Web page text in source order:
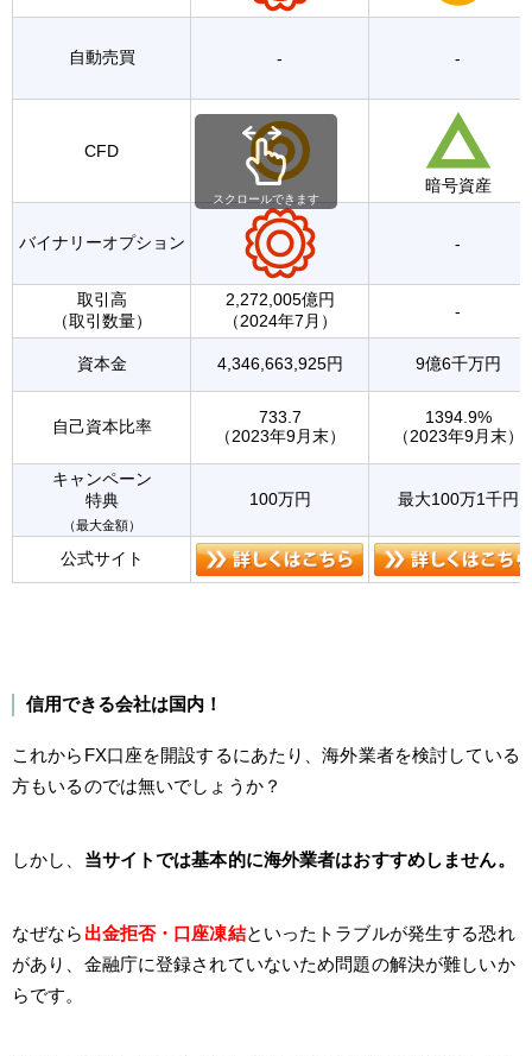
自動売買 - -
CFD
暗号資産
バイナリーオプション -
取引高
（取引数量）
2,272,005億円
（2024年7月）
-
資本金 4,346,663,925円 9億6千万円
自己資本比率
733.7
（2023年9月末）
1394.9%
（2023年9月末）
キャンペーン
特典
（最大金額）
100万円 最大100万1千円
公式サイト
スクロールできます
信用できる会社は国内！
これからFX口座を開設するにあたり、海外業者を検討している
方もいるのでは無いでしょうか？
しかし、 当サイトでは基本的に海外業者はおすすめしません。
なぜなら 出金拒否・口座凍結といったトラブルが発生する恐れ
があり、金融庁に登録されていないため問題の解決が難しいか
らです。